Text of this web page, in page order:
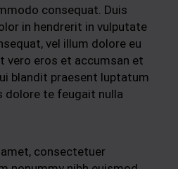
consequat. Duis
in hendrerit in vulputate
vel illum dolore eu
vero eros et accumsan et
blandit praesent luptatum
dolore te feugait nulla
consectetuer